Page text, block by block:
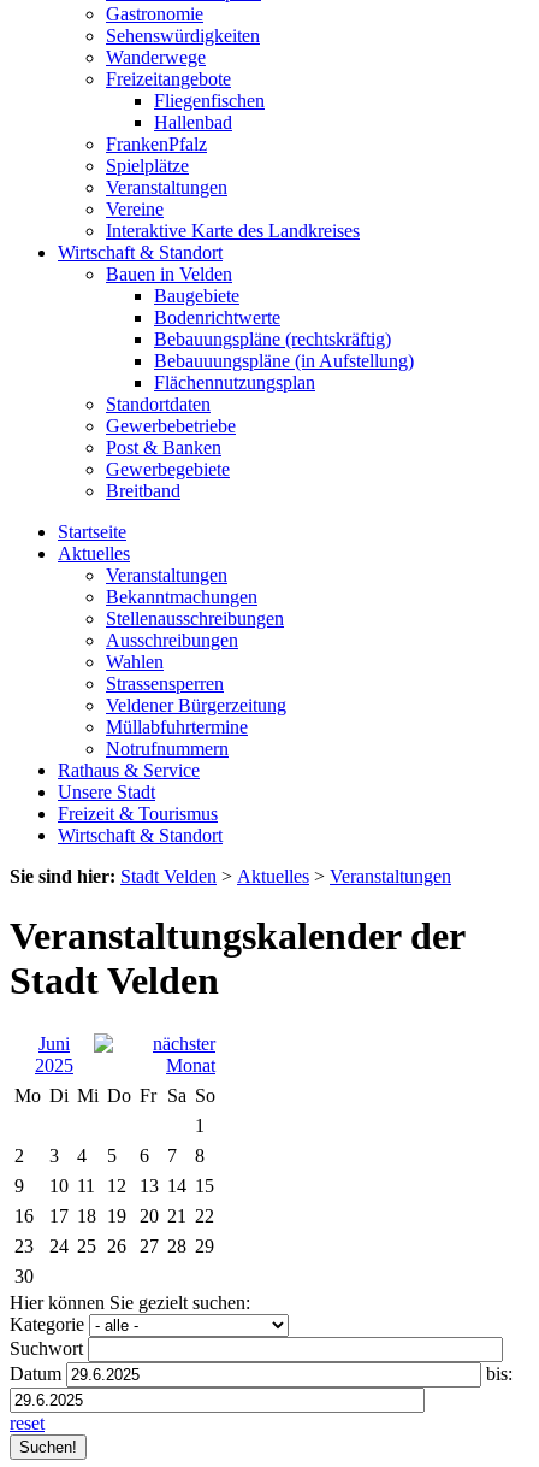
Gastronomie
Sehenswürdigkeiten
Wanderwege
Freizeitangebote
Fliegenfischen
Hallenbad
FrankenPfalz
Spielplätze
Veranstaltungen
Vereine
Interaktive Karte des Landkreises
Wirtschaft & Standort
Bauen in Velden
Baugebiete
Bodenrichtwerte
Bebauungspläne (rechtskräftig)
Bebauuungspläne (in Aufstellung)
Flächennutzungsplan
Standortdaten
Gewerbebetriebe
Post & Banken
Gewerbegebiete
Breitband
Startseite
Aktuelles
Veranstaltungen
Bekanntmachungen
Stellenausschreibungen
Ausschreibungen
Wahlen
Strassensperren
Veldener Bürgerzeitung
Müllabfuhrtermine
Notrufnummern
Rathaus & Service
Unsere Stadt
Freizeit & Tourismus
Wirtschaft & Standort
Sie sind hier: Stadt Velden > Aktuelles > Veranstaltungen
Veranstaltungskalender der
Stadt Velden
Juni
2025
Mo Di Mi Do Fr Sa So
1
2
3 4 5 6 7
8
9
10 11 12 13 14 15
16
17 18 19 20 21
22
23
24 25 26 27 28 29
30
Hier können Sie gezielt suchen:
Kategorie
Suchwort
Datum
bis:
reset